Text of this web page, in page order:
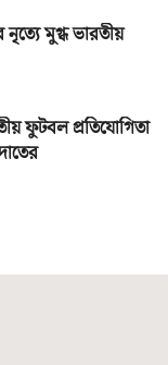
নৃত্যে মুগ্ধ ভারতীয়
ফুটবল প্রতিযোগিতা